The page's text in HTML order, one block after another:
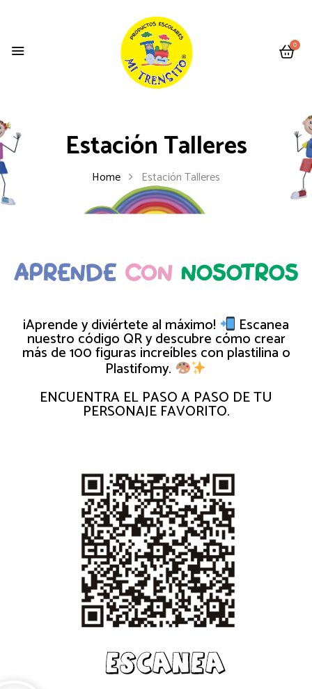
0
Estación Talleres
Home Estación Talleres
¡Aprende y diviértete al máximo! Escanea
nuestro código QR y descubre cómo crear
más de 100 figuras increíbles con plastilina o
Plastifomy.
ENCUENTRA EL PASO A PASO DE TU
PERSONAJE FAVORITO.